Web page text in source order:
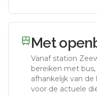
Met
Vanaf station
bereiken met
afhankelijk van de
voor de actuele